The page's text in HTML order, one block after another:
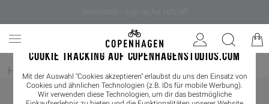
COOKIE TRACKING AUF COPENHAGENSTUDIOS.COM
Mit der Auswahl "Cookies akzeptieren" erlaubst du uns den Einsatz von
Cookies und ähnlichen Technologien (z.B. IDs für mobile Werbung).
Wir verwenden diese Technologien, um dir das bestmögliche
Home / Damen/ Loafer